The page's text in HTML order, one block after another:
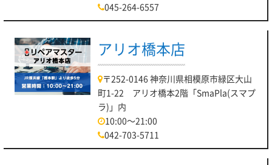
045-264-6557
アリオ橋本店
〒252-0146 神奈川県相模原市緑区大山
町1-22 アリオ橋本2階「SmaPla(スマプ
ラ)」内
10:00～21:00
042-703-5711